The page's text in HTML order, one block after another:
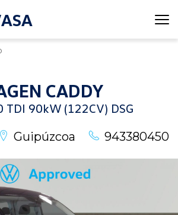
CADDY
TDI 90kW (122CV) DSG
Guipúzcoa
943380450